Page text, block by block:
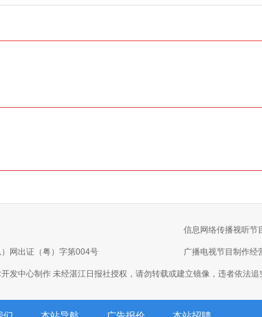
信息网络传播视听节
网出证（粤）字第004号 广播电视节目制作经
发中心制作 未经湛江日报社授权，请勿转载或建立镜像，违者依法追